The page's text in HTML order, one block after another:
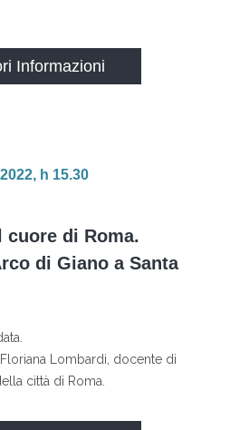
Informazioni
h 15.30
cuore di Roma.
di Giano a Santa
Lombardi, docente di
città di Roma.